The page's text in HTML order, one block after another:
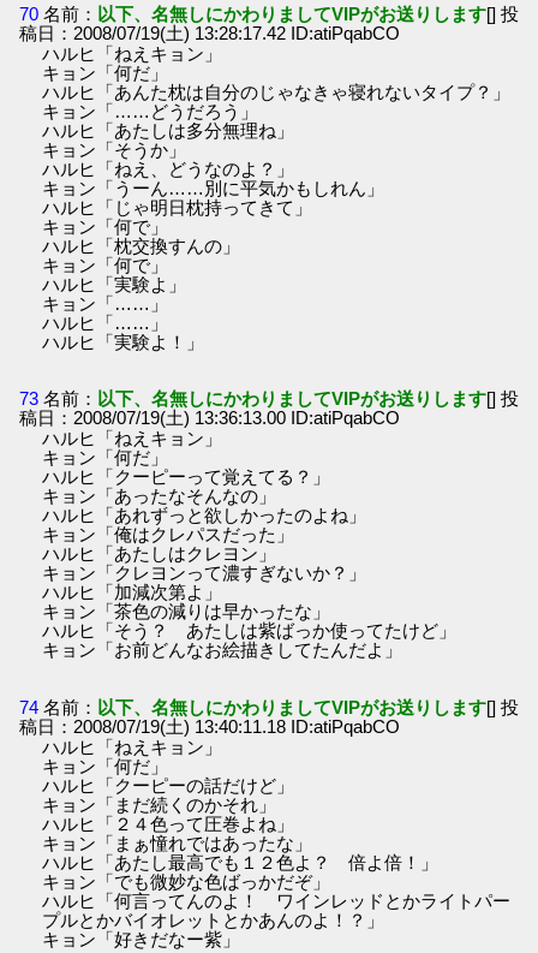
70 名前： 以下、名無しにかわりましてVIPがお送りします[] 投
稿日：2008/07/19(土) 13:28:17.42 ID:atiPqabCO
ハルヒ「ねえキョン」
キョン「何だ」
ハルヒ「あんた枕は自分のじゃなきゃ寝れないタイプ？」
キョン「……どうだろう」
ハルヒ「あたしは多分無理ね」
キョン「そうか」
ハルヒ「ねえ、どうなのよ？」
キョン「うーん……別に平気かもしれん」
ハルヒ「じゃ明日枕持ってきて」
キョン「何で」
ハルヒ「枕交換すんの」
キョン「何で」
ハルヒ「実験よ」
キョン「……」
ハルヒ「……」
ハルヒ「実験よ！」
73 名前： 以下、名無しにかわりましてVIPがお送りします[] 投
稿日：2008/07/19(土) 13:36:13.00 ID:atiPqabCO
ハルヒ「ねえキョン」
キョン「何だ」
ハルヒ「クーピーって覚えてる？」
キョン「あったなそんなの」
ハルヒ「あれずっと欲しかったのよね」
キョン「俺はクレパスだった」
ハルヒ「あたしはクレヨン」
キョン「クレヨンって濃すぎないか？」
ハルヒ「加減次第よ」
キョン「茶色の減りは早かったな」
ハルヒ「そう？ あたしは紫ばっか使ってたけど」
キョン「お前どんなお絵描きしてたんだよ」
74 名前： 以下、名無しにかわりましてVIPがお送りします[] 投
稿日：2008/07/19(土) 13:40:11.18 ID:atiPqabCO
ハルヒ「ねえキョン」
キョン「何だ」
ハルヒ「クーピーの話だけど」
キョン「まだ続くのかそれ」
ハルヒ「２４色って圧巻よね」
キョン「まぁ憧れではあったな」
ハルヒ「あたし最高でも１２色よ？ 倍よ倍！」
キョン「でも微妙な色ばっかだぞ」
ハルヒ「何言ってんのよ！ ワインレッドとかライトパー
プルとかバイオレットとかあんのよ！？」
キョン「好きだなー紫」